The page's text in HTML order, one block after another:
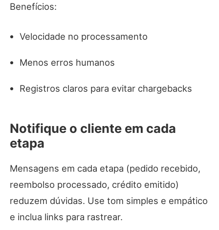
Benefícios:
Velocidade no processamento
Menos erros humanos
Registros claros para evitar chargebacks
Notifique o cliente em cada
etapa
Mensagens em cada etapa (pedido recebido,
reembolso processado, crédito emitido)
reduzem dúvidas. Use tom simples e empático
e inclua links para rastrear.